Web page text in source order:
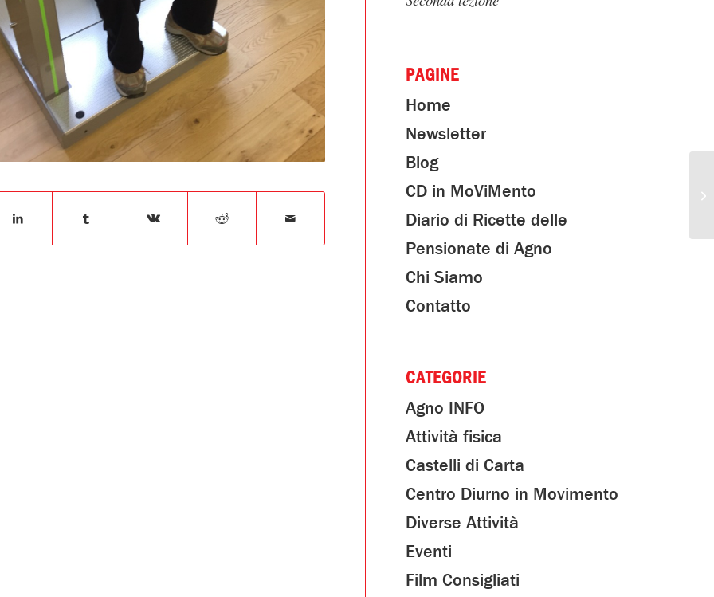
PAGINE
Home
Newsletter
Blog
CD in MoViMento
Diario di Ricette delle
Pensionate di Agno
Chi Siamo
Contatto
CATEGORIE
Agno INFO
Attività fisica
Castelli di Carta
Centro Diurno in Movimento
Diverse Attività
Eventi
Film Consigliati